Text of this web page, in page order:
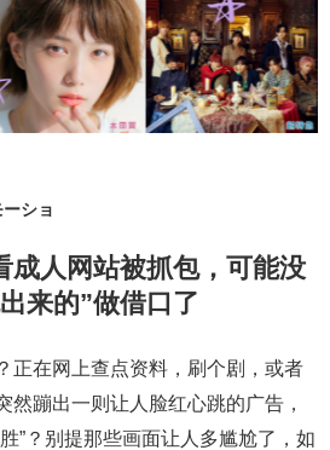
ショ
成人网站被抓包，可能没
来的”做借口了
正在网上查点资料，刷个剧，或者
然蹦出一则让人脸红心跳的广告，
”？别提那些画面让人多尴尬了，如